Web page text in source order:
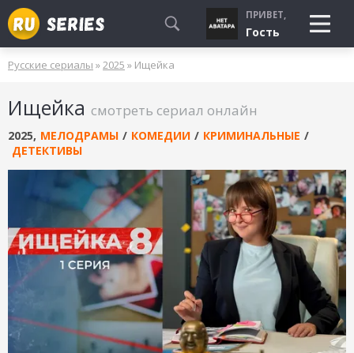
СМОТРЮ
БУДУ СМОТРЕТЬ
УЖЕ СМОТРЕЛ
ПРИВЕТ,
Гость
Русские сериалы »2025 » Ищейка
Ищейка смотреть сериал онлайн
2025, МЕЛОДРАМЫ / КОМЕДИИ / КРИМИНАЛЬНЫЕ /
ДЕТЕКТИВЫ